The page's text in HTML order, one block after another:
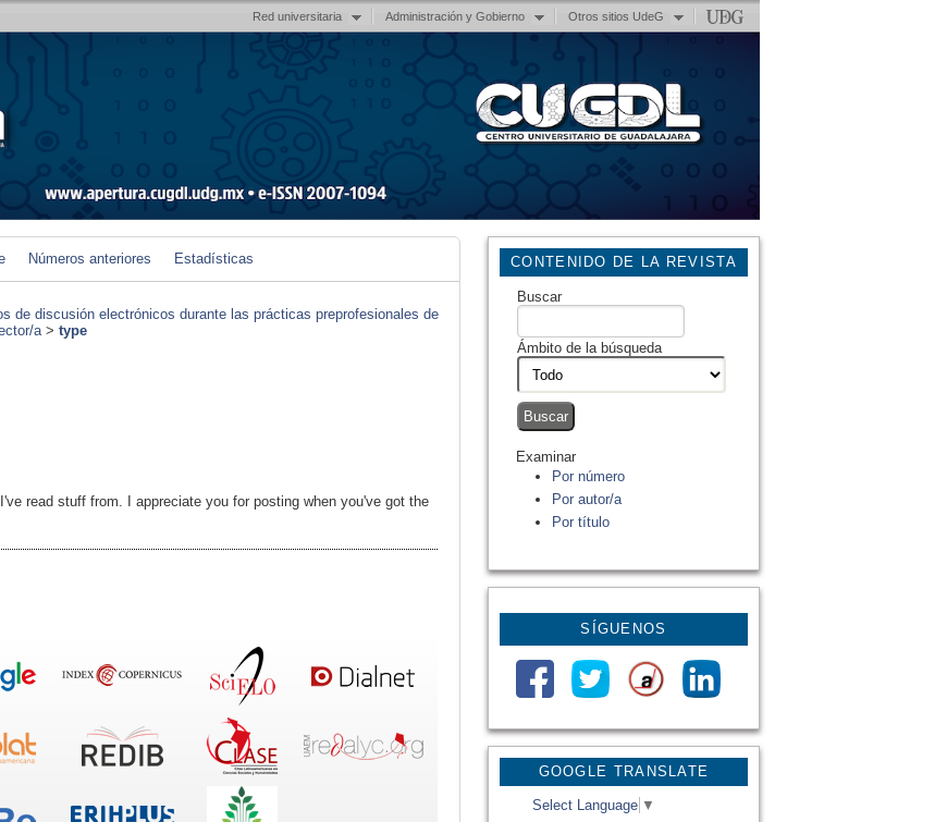
Red universitaria Administración y Gobierno Otros sitios UdeG
GOOGLE TRANSLATE
Select Language ▼
CONTENIDO DE LA REVISTA
Buscar
Ámbito de la búsqueda
Examinar
Por número
Por autor/a
Por título
SÍGUENOS
Números anteriores Estadísticas
de discusión electrónicos durante las prácticas preprofesionales de
a> type
read stuff from. I appreciate you for posting when you've got the